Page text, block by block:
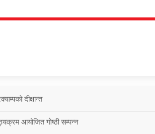
दीक्षान्त
आयोजित गोष्ठी सम्पन्न